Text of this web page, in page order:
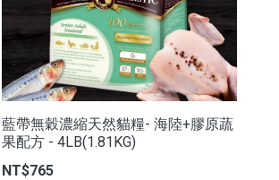
藍帶無穀濃縮天然貓糧- 海陸+膠原蔬
果配方 - 4LB(1.81KG)
NT$765